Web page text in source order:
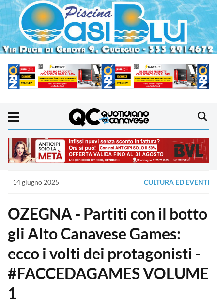
14 giugno 2025 CULTURA ED EVENTI
OZEGNA - Partiti con il botto
gli Alto Canavese Games:
ecco i volti dei protagonisti -
#FACCEDAGAMES VOLUME
1